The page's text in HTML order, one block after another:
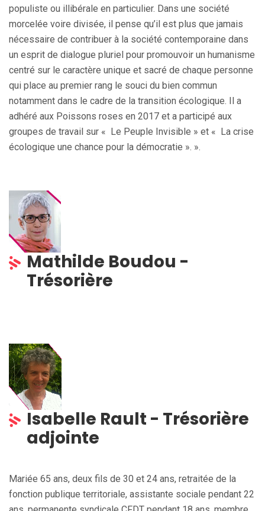
populiste ou illibérale en particulier. Dans une société
morcelée voire divisée, il pense qu’il est plus que jamais
nécessaire de contribuer à la société contemporaine dans
un esprit de dialogue pluriel pour promouvoir un humanisme
centré sur le caractère unique et sacré de chaque personne
qui place au premier rang le souci du bien commun
notamment dans le cadre de la transition écologique. Il a
adhéré aux Poissons roses en 2017 et a participé aux
groupes de travail sur « Le Peuple Invisible » et « La crise
écologique une chance pour la démocratie ». ».
Mathilde Boudou -
Trésorière
Isabelle Rault - Trésorière
adjointe
Mariée 65 ans, deux fils de 30 et 24 ans, retraitée de la
fonction publique territoriale, assistante sociale pendant 22